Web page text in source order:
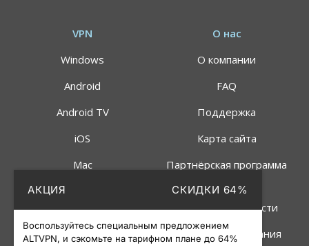
АКЦИЯ СКИДКИ 64%
Воспользуйтесь специальным предложением
ALTVPN, и сэкомьте на тарифном плане до 64%
VPN
Windows
Android
Android TV
iOS
Mac
О нас
О компании
FAQ
Поддержка
Карта сайта
Партнёрская программа
Политика
конфиденциальности
Правила пользования